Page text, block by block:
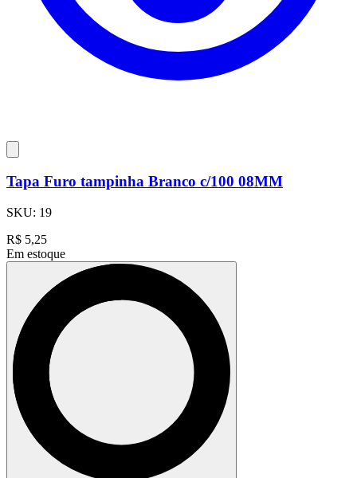
Tapa Furo tampinha Branco c/100 08MM
SKU: 19
R$ 5,25
Em estoque